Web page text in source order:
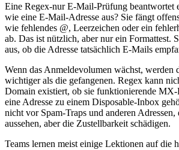
Eine Regex‑nur E‑Mail‑Prüfung beantwortet
wie eine E‑Mail‑Adresse aus? Sie fängt
wie fehlendes @, Leerzeichen oder ein
ab. Das ist nützlich, aber nur ein Formattest.
aus, ob die Adresse tatsächlich E‑Mails
Wenn das Anmeldevolumen wächst, werden
wichtiger als die gefangenen. Regex kann
Domain existiert, ob sie funktionierende
eine Adresse zu einem Disposable‑Inbox
nicht vor Spam‑Traps und anderen
aussehen, aber die Zustellbarkeit schädigen.
Teams lernen meist einige Lektionen auf die